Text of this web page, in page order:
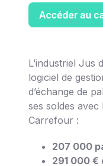
L’industriel Jus
logiciel de
d’échange de
ses soldes avec
Carrefour :
207 000
291 000 €